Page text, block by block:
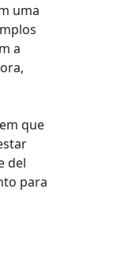
uma
a
que
del
para